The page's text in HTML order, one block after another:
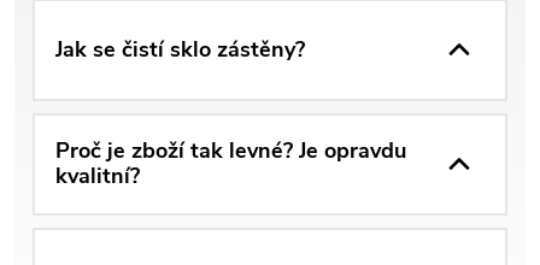
Jak se čistí sklo zástěny?
Proč je zboží tak levné? Je opravdu
kvalitní?